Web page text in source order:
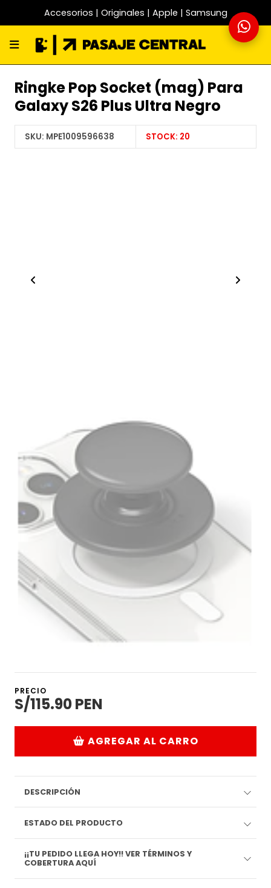
Accesorios | Originales | Apple | Samsung
Ringke Pop Socket (mag) Para
Galaxy S26 Plus Ultra Negro
SKU: MPE1009596638 STOCK: 20
PRECIO
S/115.90 PEN
AGREGAR AL CARRO
DESCRIPCIÓN
ESTADO DEL PRODUCTO
¡¡TU PEDIDO LLEGA HOY!! VER TÉRMINOS Y
COBERTURA AQUÍ